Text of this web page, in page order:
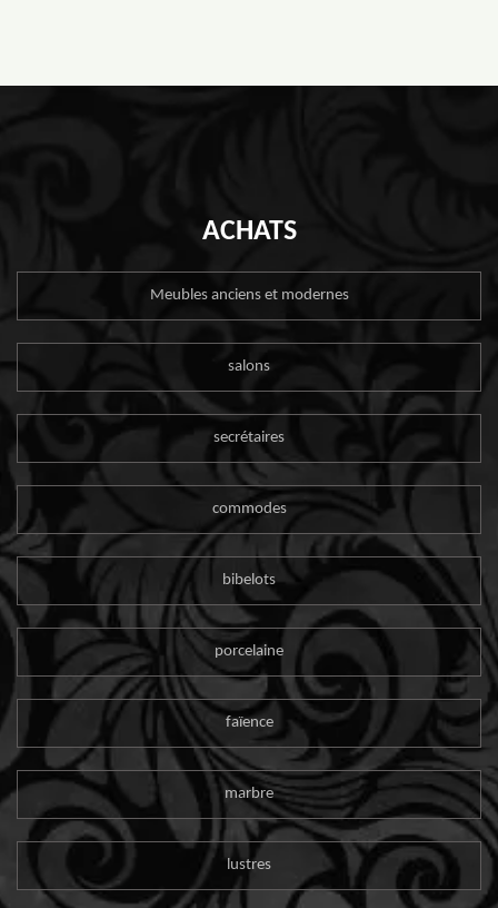
ACHATS
Meubles anciens et modernes
salons
secrétaires
commodes
bibelots
porcelaine
faïence
marbre
lustres